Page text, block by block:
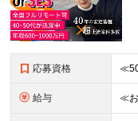
応募資格
給与